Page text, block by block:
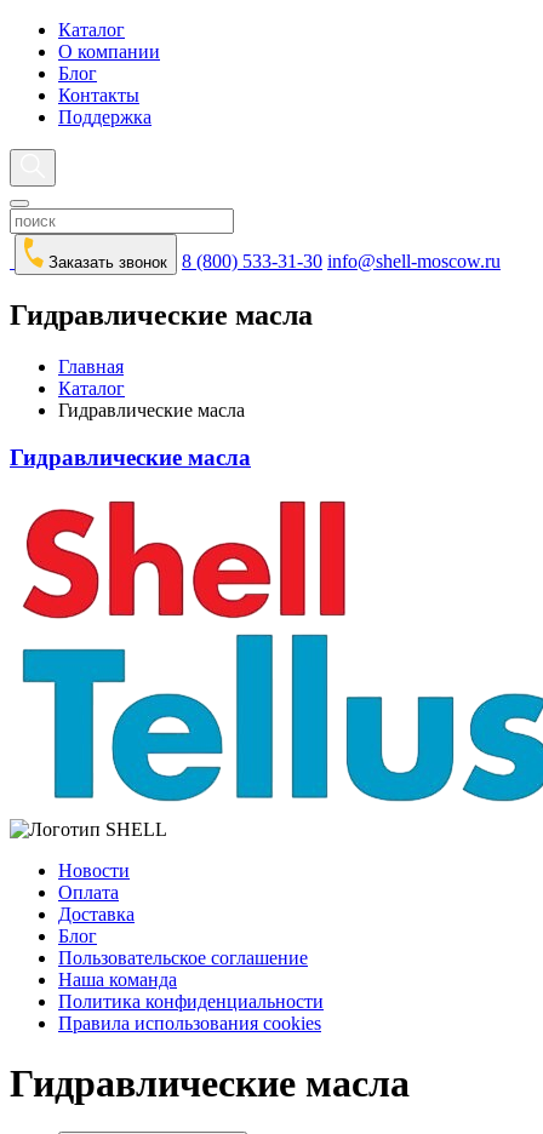
Каталог
О компании
Блог
Контакты
Поддержка
Заказать звонок 8 (800) 533-31-30 info@shell-moscow.ru
Гидравлические масла
Главная
Каталог
Гидравлические масла
Гидравлические масла
Новости
Оплата
Доставка
Блог
Пользовательское соглашение
Наша команда
Политика конфиденциальности
Правила использования cookies
Гидравлические масла